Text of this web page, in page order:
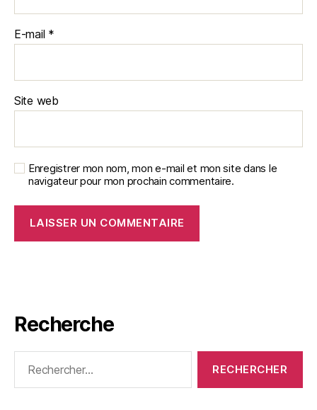
E-mail *
Site web
Enregistrer mon nom, mon e-mail et mon site dans le
navigateur pour mon prochain commentaire.
Recherche